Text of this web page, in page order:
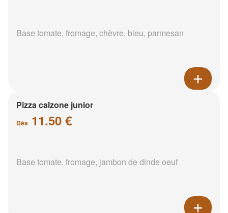
Base tomate, fromage, chèvre, bleu, parmesan
Pizza calzone junior
Dès 11.50 €
Base tomate, fromage, jambon de dinde oeuf